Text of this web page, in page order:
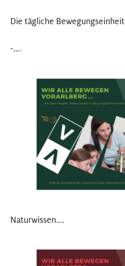
Die tägliche Bewegungseinheit
-….
Naturwissen….